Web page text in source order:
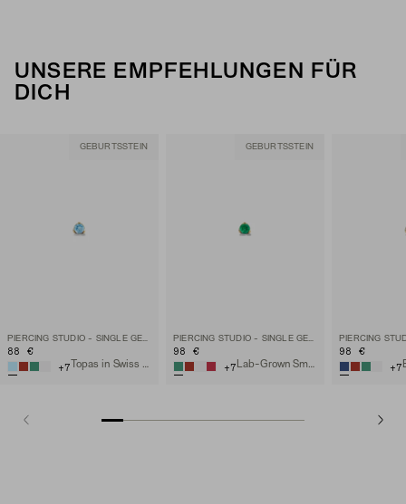
UNSERE EMPFEHLUNGEN FÜR
DICH
GEBURTSSTEIN
PIERCING STUDIO - SINGLE GEMSTONE MINI FLAT BACK STUD
88 €
+7 Topas in Swiss Blue, 14 Karat Gelbgold
GEBURTSSTEIN
PIERCING STUDIO - SINGLE GEMSTONE MINI FLAT BACK STUD
98 €
+7 Lab-Grown Smaragd, 14 Karat Gelbgold
98 €
+7